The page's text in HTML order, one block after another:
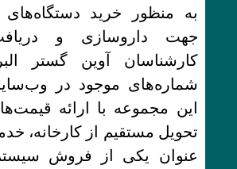
به منظور خرید
جهت داروسازی و
کارشناسان آوین گستر
شماره‌های موجود در
این مجموعه با ارائه
تحویل مستقیم از کارخانه،
عنوان یکی از فروش